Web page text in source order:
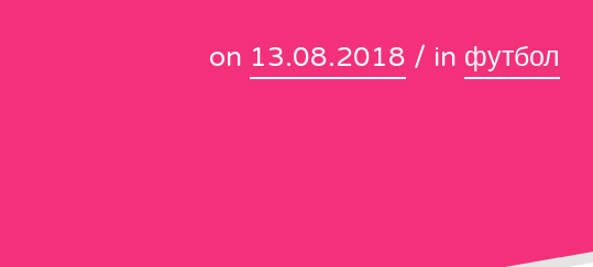
on 13.08.2018 / in футбол